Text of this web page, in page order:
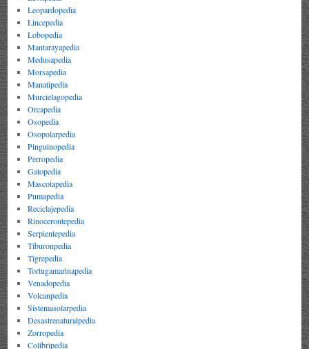
Leopardopedia
Lincepedia
Lobopedia
Mantarayapedia
Medusapedia
Morsapedia
Manatipedia
Murcielagopedia
Orcapedia
Osopedia
Osopolarpedia
Pinguinopedia
Perropedia
Gatopedia
Mascotapedia
Pumapedia
Reciclajepedia
Rinocerontepedia
Serpientepedia
Tiburonpedia
Tigrepedia
Tortugamarinapedia
Venadopedia
Volcanpedia
Sistemasolarpedia
Desastrenaturalpedia
Zorropedia
Colibripedia